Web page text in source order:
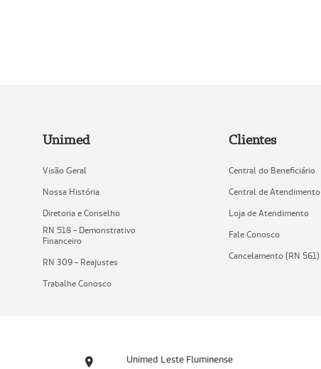
Unimed
Visão Geral
Nossa História
Diretoria e Conselho
RN 518 - Demonstrativo
Financeiro
RN 309 - Reajustes
Trabalhe Conosco
Clientes
Central do Beneficiário
Central de Atendimento
Loja de Atendimento
Fale Conosco
Cancelamento (RN 561)
Unimed Leste Fluminense